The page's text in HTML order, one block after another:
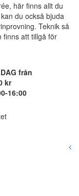
här finns allt du
du också bjuda
Teknik så
finns att tillgå för
från
kr
16:00